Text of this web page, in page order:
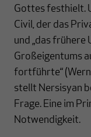
Gottes festhielt.
Civil, der das
und „das frühere
Großeigentums
fortführte“
stellt Nersisyan
Frage. Eine im
Notwendigkeit.